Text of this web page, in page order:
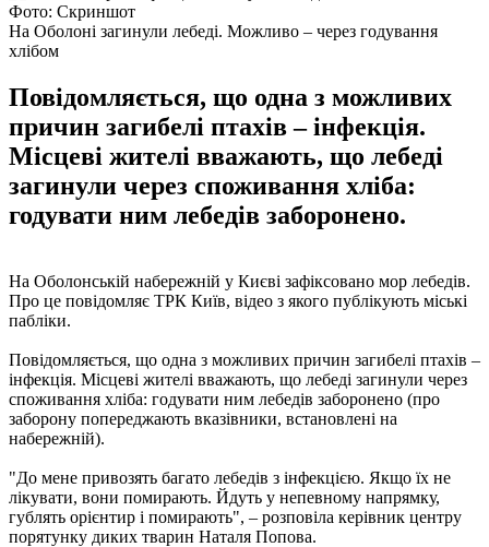
Фото: Скриншот
На Оболоні загинули лебеді. Можливо – через годування
хлібом
Повідомляється, що одна з можливих
причин загибелі птахів – інфекція.
Місцеві жителі вважають, що лебеді
загинули через споживання хліба:
годувати ним лебедів заборонено.
На Оболонській набережній у Києві зафіксовано мор лебедів.
Про це повідомляє ТРК Київ, відео з якого публікують міські
пабліки.
Повідомляється, що одна з можливих причин загибелі птахів –
інфекція. Місцеві жителі вважають, що лебеді загинули через
споживання хліба: годувати ним лебедів заборонено (про
заборону попереджають вказівники, встановлені на
набережній).
"До мене привозять багато лебедів з інфекцією. Якщо їх не
лікувати, вони помирають. Йдуть у непевному напрямку,
гублять орієнтир і помирають", – розповіла керівник центру
порятунку диких тварин Наталя Попова.